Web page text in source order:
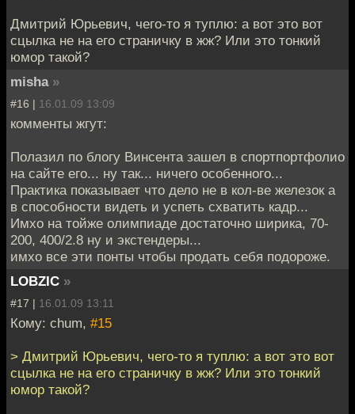
Дмитрий Юрьевич, чего-то я туплю: а вот это вот
сцылка не на его страничку в жж? Или это тонкий
юмор такой?
misha »
#16 | 16.01.09 13:09
комменты жгут:
Полазил по блогу Винсента зашел в спортпортфолио
на сайте его... ну так... ничего особенного...
Практика показывает что дело не в кол-ве железок а
в способности видеть и успеть схватить кадр...
Имхо на тойже олимпиаде достаточно ширика, 70-
200, 400/2.8 ну и экстендеры...
имхо все эти понты чтобы продать себя подороже.
LOBZIC »
#17 | 16.01.09 13:11
Кому: chum, #15
> Дмитрий Юрьевич, чего-то я туплю: а вот это вот
сцылка не на его страничку в жж? Или это тонкий
юмор такой?